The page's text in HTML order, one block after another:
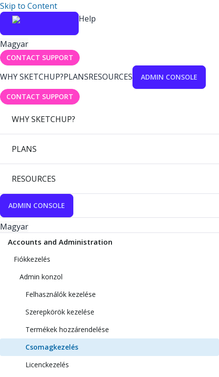
Skip to Content
Help
Magyar
CONTACT SUPPORT
WHY SKETCHUP?PLANSRESOURCES ADMIN CONSOLE
CONTACT SUPPORT
WHY SKETCHUP?
PLANS
RESOURCES
ADMIN CONSOLE
Magyar
Accounts and Administration
Fiókkezelés
Admin konzol
Felhasználók kezelése
Szerepkörök kezelése
Termékek hozzárendelése
Csomagkezelés
Licenckezelés